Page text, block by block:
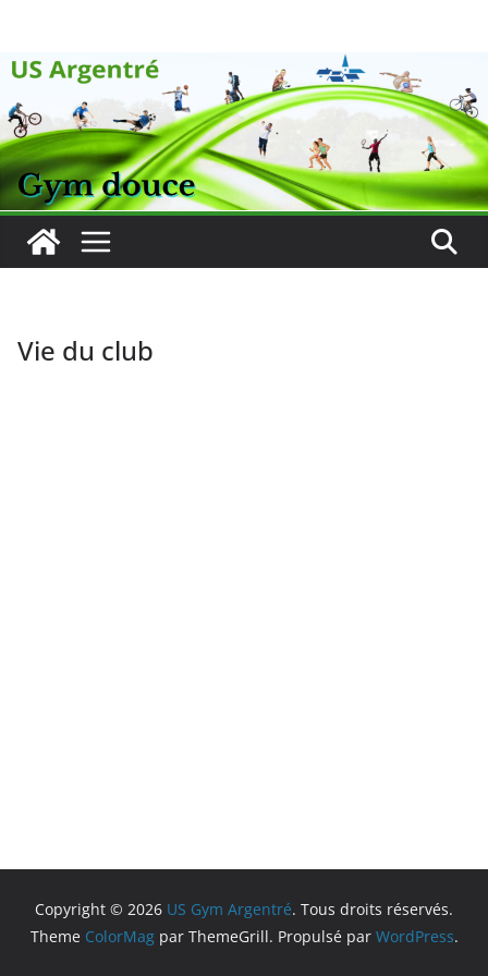
contenu
Vie du club
Copyright © 2026 US Gym Argentré. Tous droits réservés.
Theme ColorMagpar ThemeGrill. Propulsé par WordPress.